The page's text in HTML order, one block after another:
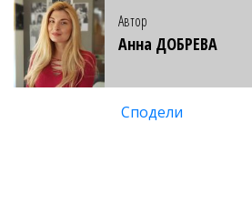
Автор
Анна ДОБРЕВА
Сподели